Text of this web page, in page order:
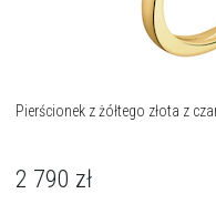
Pierścionek z żółtego złota z
2 790 zł